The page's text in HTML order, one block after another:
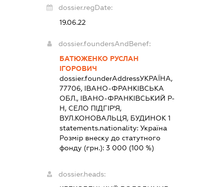
dossier.regDate:
19.06.22
dossier.foundersAndBenef:
БАТЮЖЕНКО РУСЛАН
ІГОРОВИЧ
dossier.founderAddressУКРАЇНА,
77706, ІВАНО-ФРАНКІВСЬКА
ОБЛ., ІВАНО-ФРАНКІВСЬКИЙ Р-
Н, СЕЛО ПІДГІР'Я,
ВУЛ.КОНОВАЛЬЦЯ, БУДИНОК 1
statements.nationality:Україна
Розмір внеску до статутного
фонду (грн.):3 000 (100 %)
dossier.heads: